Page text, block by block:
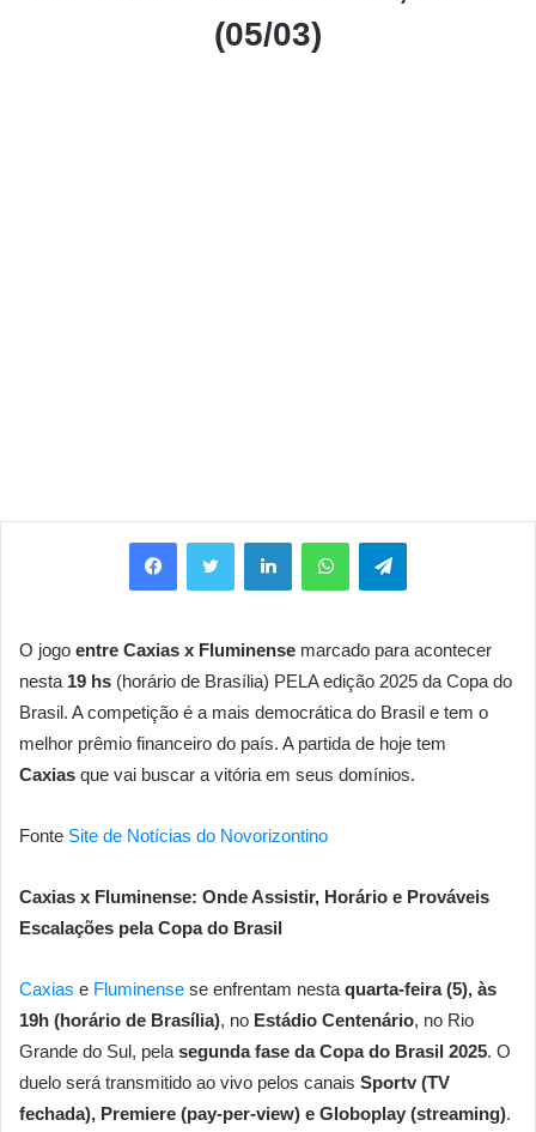
(05/03)
FacebookTwitter LinkedinWhatsAppTelegram
O jogo entre Caxias x Fluminense marcado para acontecer
nesta 19 hs (horário de Brasília) PELA edição 2025 da Copa do
Brasil. A competição é a mais democrática do Brasil e tem o
melhor prêmio financeiro do país. A partida de hoje tem
Caxias que vai buscar a vitória em seus domínios.
Fonte Site de Notícias do Novorizontino
Caxias x Fluminense: Onde Assistir, Horário e Prováveis
Escalações pela Copa do Brasil
Caxias e Fluminense se enfrentam nesta quarta-feira (5), às
19h (horário de Brasília), no Estádio Centenário, no Rio
Grande do Sul, pela segunda fase da Copa do Brasil 2025. O
duelo será transmitido ao vivo pelos canais Sportv (TV
fechada), Premiere (pay-per-view) e Globoplay (streaming).